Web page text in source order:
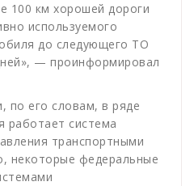
100 км хорошей дороги
используемого
до следующего ТО
— проинформировал
по его словам, в ряде
работает система
транспортными
некоторые федеральные